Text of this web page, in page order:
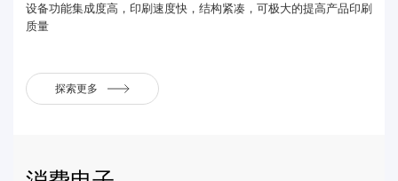
设备功能集成度高，印刷速度快，结构紧凑，可极大的提高产品印刷
质量
探索更多